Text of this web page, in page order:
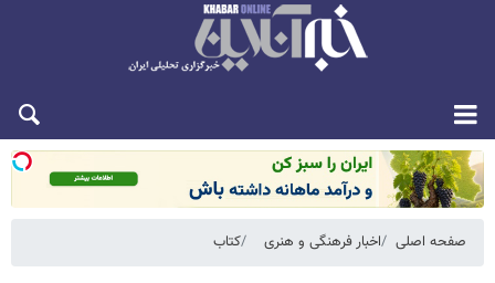
شنبه ۱۷ مرداد ۱۴۰۵
صفحه اصلی اخبار فرهنگی و هنری کتاب